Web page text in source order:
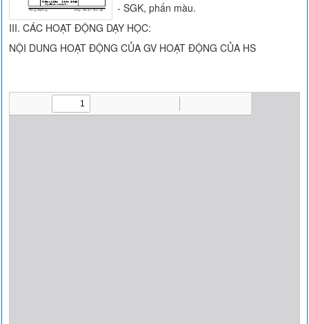
- SGK, phấn màu.
III. CÁC HOẠT ĐỘNG DẠY HỌC:
NỘI DUNG HOẠT ĐỘNG CỦA GV HOẠT ĐỘNG CỦA HS